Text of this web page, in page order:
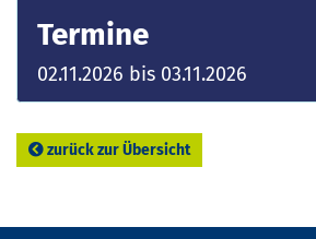
Termine
02.11.2026 bis 03.11.2026
zurück zur Übersicht